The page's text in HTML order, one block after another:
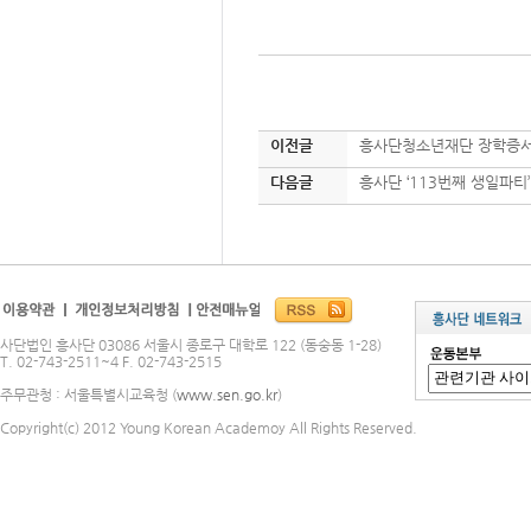
이전글 흥사단청소년재단 장학증
다음글 흥사단 ‘113번째 생일파티
사단법인 흥사단 03086 서울시 종로구 대학로 122 (동숭동 1-28)
T. 02-743-2511~4 F. 02-743-2515
주무관청 : 서울특별시교육청 (www.sen.go.kr)
Copyright(c) 2012 Young Korean Academoy All Rights Reserved.